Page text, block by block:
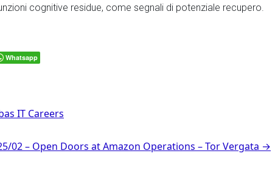
cognitive residue, come segnali di potenziale recupero.
Whatsapp
IT Careers
02 – Open Doors at Amazon Operations – Tor Vergata →